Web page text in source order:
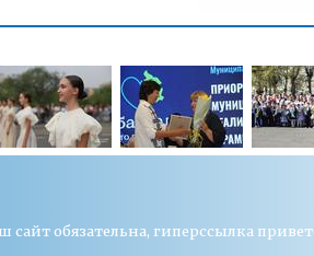
обязательна, гиперссылка